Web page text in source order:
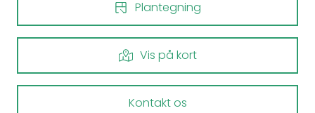
Plantegning
Vis på kort
Kontakt os